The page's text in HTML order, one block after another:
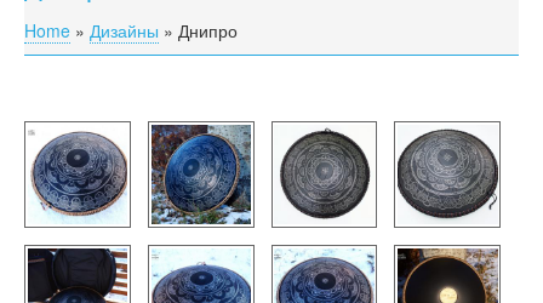
ДИЗАЙНЫ
ЗВУКОРЯД
ИНФОРМАЦИЯ
КОНТАКТЫ
ЗАКАЗАТЬ
You are here
Home » Дизайны » Днипро